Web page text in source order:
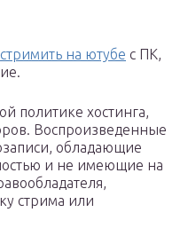
стримить на ютубе с ПК,
политике хостинга,
Воспроизведенные
обладающие
и не имеющие на
стрима или